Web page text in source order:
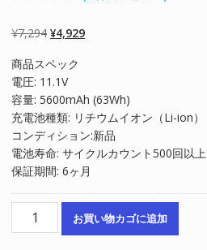
評価のうち、
5.00点
¥7,294 元
価
格
は
¥7,294
で
し
た。
¥4,929現
格
は
¥4,929
で
す。
商品スペック
電圧: 11.1V
容量: 5600mAh (63Wh)
充電池種類: リチウムイオン（Li-ion）
コンディション:新品
電池寿命: サイクルカウント500回以上
保証期間: 6ヶ月
お買い物カゴに追加